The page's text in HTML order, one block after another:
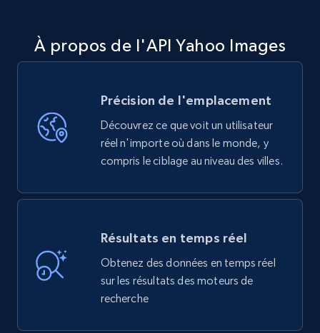
À propos de l'API Yahoo Images
Précision de l'emplacement
Découvrez ce que voit un utilisateur
réel n'importe où dans le monde, y
compris le ciblage au niveau des villes.
Résultats en temps réel
Obtenez des données en temps réel
sur les résultats des moteurs de
recherche